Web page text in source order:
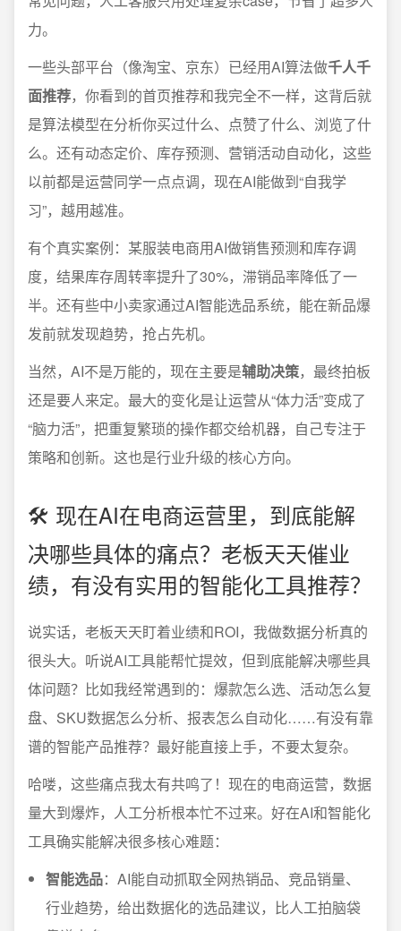
力。
一些头部平台（像淘宝、京东）已经用AI算法做千人千
面推荐，你看到的首页推荐和我完全不一样，这背后就
是算法模型在分析你买过什么、点赞了什么、浏览了什
么。还有动态定价、库存预测、营销活动自动化，这些
以前都是运营同学一点点调，现在AI能做到“自我学
习”，越用越准。
有个真实案例：某服装电商用AI做销售预测和库存调
度，结果库存周转率提升了30%，滞销品率降低了一
半。还有些中小卖家通过AI智能选品系统，能在新品爆
发前就发现趋势，抢占先机。
当然，AI不是万能的，现在主要是辅助决策，最终拍板
还是要人来定。最大的变化是让运营从“体力活”变成了
“脑力活”，把重复繁琐的操作都交给机器，自己专注于
策略和创新。这也是行业升级的核心方向。
🛠️ 现在AI在电商运营里，到底能解
决哪些具体的痛点？老板天天催业
绩，有没有实用的智能化工具推荐？
说实话，老板天天盯着业绩和ROI，我做数据分析真的
很头大。听说AI工具能帮忙提效，但到底能解决哪些具
体问题？比如我经常遇到的：爆款怎么选、活动怎么复
盘、SKU数据怎么分析、报表怎么自动化……有没有靠
谱的智能产品推荐？最好能直接上手，不要太复杂。
哈喽，这些痛点我太有共鸣了！现在的电商运营，数据
量大到爆炸，人工分析根本忙不过来。好在AI和智能化
工具确实能解决很多核心难题：
智能选品：AI能自动抓取全网热销品、竞品销量、
行业趋势，给出数据化的选品建议，比人工拍脑袋